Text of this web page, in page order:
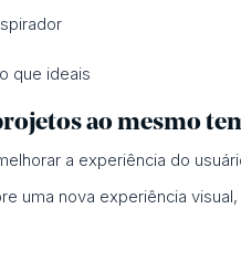
que ideais
ao mesmo
a experiência do
uma nova experiência